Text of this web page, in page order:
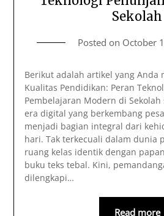
Sekolah
Posted on October
Berikut adalah artikel yang Anda
Kualitas Pendidikan: Peran
Pembelajaran Modern di Sekolah
era digital yang berkembang
menjadi bagian integral dari
hari. Tak terkecuali dalam dunia
ruang kelas identik dengan
buku teks tebal. Kini,
dilengkapi…
Read more